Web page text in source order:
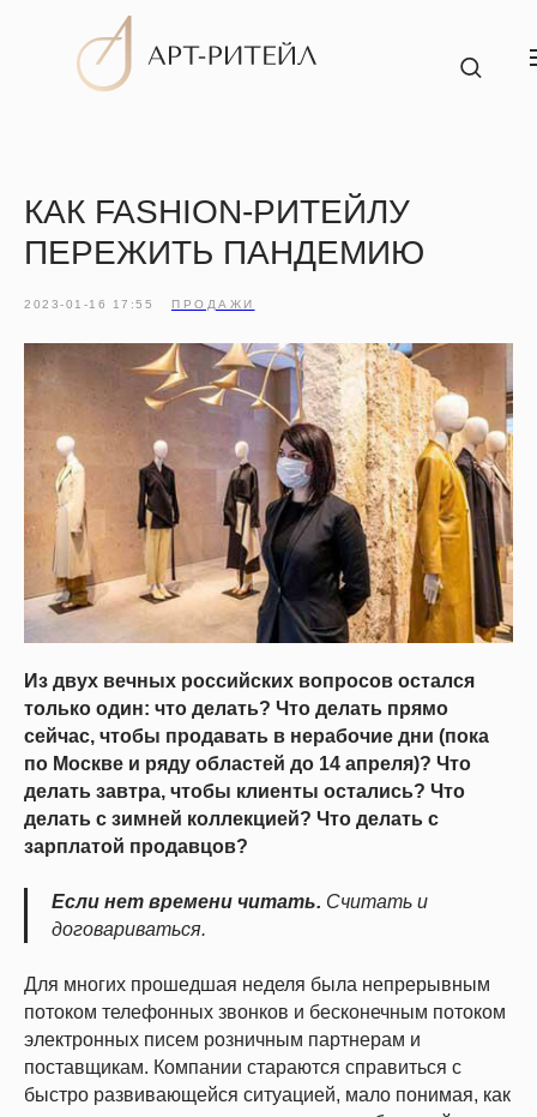
Услуги
КАК FASHION-РИТЕЙЛУ
ПЕРЕЖИТЬ ПАНДЕМИЮ
2023-01-16 17:55 ПРОДАЖИ
Из двух вечных российских вопросов остался
только один: что делать? Что делать прямо
сейчас, чтобы продавать в нерабочие дни (пока
по Москве и ряду областей до 14 апреля)? Что
делать завтра, чтобы клиенты остались? Что
делать с зимней коллекцией? Что делать с
зарплатой продавцов?
Если нет времени читать. Считать и
договариваться.
Для многих прошедшая неделя была непрерывным
потоком телефонных звонков и бесконечным потоком
электронных писем розничным партнерам и
поставщикам. Компании стараются справиться с
быстро развивающейся ситуацией, мало понимая, как